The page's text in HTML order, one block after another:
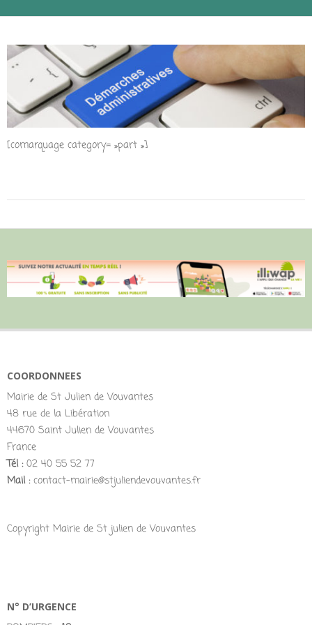
[comarquage category= »part »]
COORDONNEES
Mairie de St Julien de Vouvantes
48 rue de la Libération
44670 Saint Julien de Vouvantes
France
Tél :02 40 55 52 77
Mail :contact-mairie@stjuliendevouvantes.fr
Copyright Mairie de St julien de Vouvantes
N° D’URGENCE